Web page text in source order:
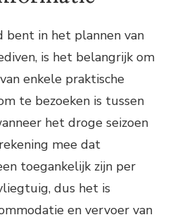
bent in het plannen van
is het belangrijk om
enkele praktische
te bezoeken is tussen
het droge seizoen
mee dat
toegankelijk zijn per
dus het is
en vervoer van